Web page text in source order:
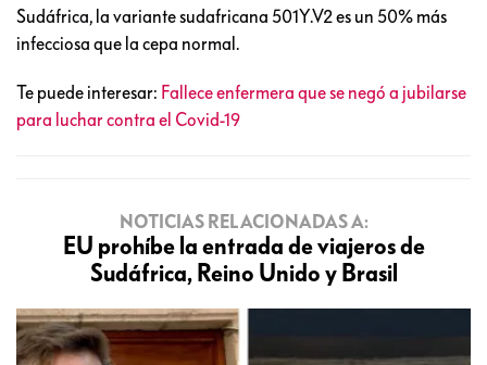
Sudáfrica, la variante sudafricana 501Y.V2 es un 50% más
infecciosa que la cepa normal.
Te puede interesar: Fallece enfermera que se negó a jubilarse
para luchar contra el Covid-19
NOTICIAS RELACIONADAS A:
EU prohíbe la entrada de viajeros de
Sudáfrica, Reino Unido y Brasil